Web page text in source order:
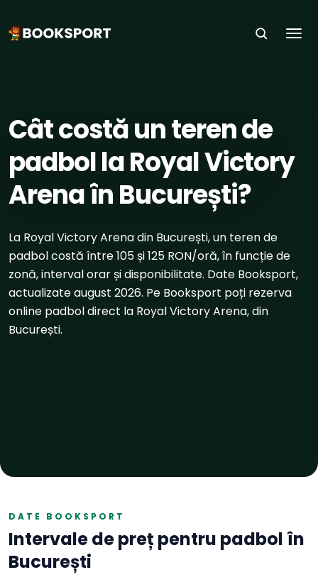
Cât costă un teren de
padbol la Royal Victory
Arena în București?
La Royal Victory Arena din București, un teren de
padbol costă între 105 și 125 RON/oră, în funcție de
zonă, interval orar și disponibilitate. Date Booksport,
actualizate august 2026. Pe Booksport poți rezerva
online padbol direct la Royal Victory Arena, din
București.
DATE BOOKSPORT
Intervale de preț pentru padbol în
București